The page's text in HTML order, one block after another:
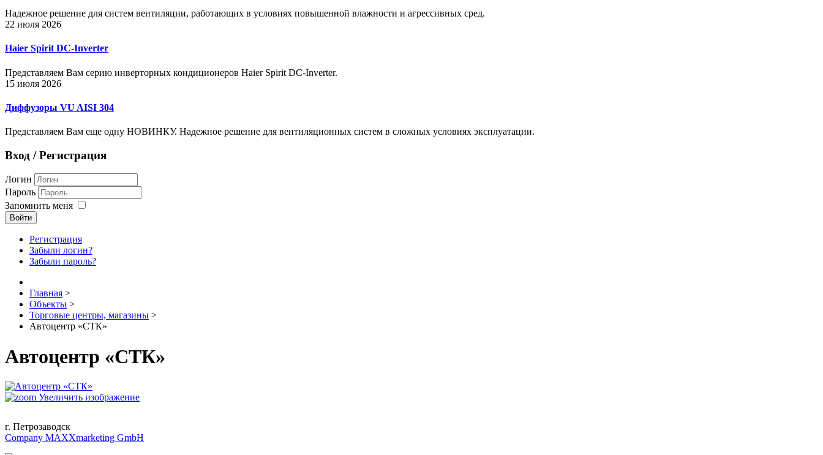
Надежное решение для систем вентиляции, работающих в условиях повышенной влажности и агрессивных сред.
22 июля 2026
Haier Spirit DC-Inverter
Представляем Вам серию инверторных кондиционеров Haier Spirit DC-Inverter.
15 июля 2026
Диффузоры VU AISI 304
Представляем Вам еще одну НОВИНКУ. Надежное решение для вентиляционных систем в сложных условиях эксплуатации.
Вход / Регистрация
Логин
Пароль
Запомнить меня
Войти
Регистрация
Забыли логин?
Забыли пароль?
Главная >
Объекты >
Торговые центры, магазины >
Автоцентр «СТК»
Автоцентр «СТК»
Увеличить изображение
г. Петрозаводск
Company MAXXmarketing GmbH